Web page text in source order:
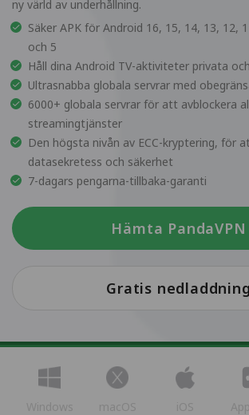
ny värld av underhållning.
Säker APK för Android 16, 15, 14, 13, 12,
och 5
Håll dina Android TV-aktiviteter privata
Ultrasnabba globala servrar med
6000+ globala servrar för att avblockera
streamingtjänster
Den högsta nivån av ECC-kryptering, för
datasekretess och säkerhet
7-dagars pengarna-tillbaka-garanti
Hämta PandaVPN
Gratis nedladdning
Windows macOS iOS